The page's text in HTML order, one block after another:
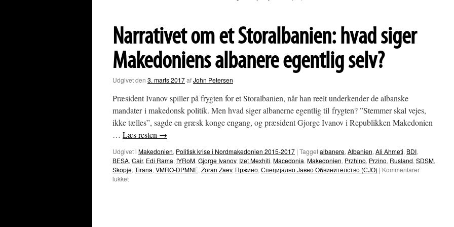
præger
nu
Skanderbeg-
pladsen
Narrativet om et Storalbanien: hvad siger
Makedoniens albanere egentlig selv?
Udgivet den 3. marts 2017afJohn Petersen
Præsident Ivanov spiller på frygten for et Storalbanien, når han reelt underkender de albanske
mandater i makedonsk politik. Men hvad siger albanerne egentlig til frygten? ”Stemmer skal vejes,
ikke tælles”, sagde en græsk konge engang, og præsident Gjorge Ivanov i Republikken Makedonien
… Læs resten →
Udgivet i Makedonien, Politisk krise i Nordmakedonien 2015-2017 | Taggetalbanere, Albanien, Ali Ahmeti, BDI,
BESA, Cair, Edi Rama, fYRoM, Gjorge Ivanov, Izet Mexhiti, Macedonia, Makedonien, Przhino, Przino, Rusland, SDSM,
Skopje, Tirana, VMRO-DPMNE, Zoran Zaev, Пржино, Специјално Јавно Обвинителство (СЈО) | Kommentarer
lukkettil